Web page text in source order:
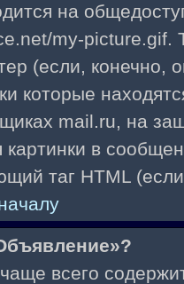
на
my-picture.gif.
(если, конечно,
которые
mail.ru, на
картинки в
таг HTML
всего